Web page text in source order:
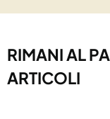
RIMANI AL
ARTICOLI